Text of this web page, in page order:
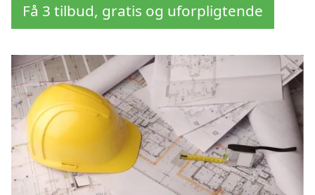
Få 3 tilbud, gratis og uforpligtende